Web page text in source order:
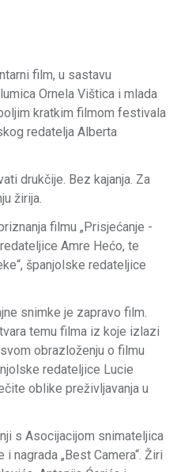
film, u sastavu
Ornela Vištica i mlada
kratkim filmom festivala
redatelja Alberta
drukčije. Bez kajanja. Za
žirija.
filmu „Prisjećanje -
Amre Hećo, te
španjolske redateljice
snimke je zapravo film.
temu filma iz koje izlazi
obrazloženju o filmu
redateljice Lucie
oblike preživljavanja u
s Asocijacijom snimateljica
nagrada „Best Camera“. Žiri